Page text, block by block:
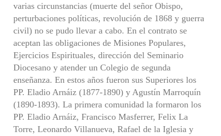
varias circunstancias (muerte del señor Obispo,
perturbaciones políticas, revolución de 1868 y guerra
civil) no se pudo llevar a cabo. En el contrato se
aceptan las obligaciones de Misiones Populares,
Ejercicios Espirituales, dirección del Seminario
Diocesano y atender un Colegio de segunda
enseñanza. En estos años fueron sus Superiores los
PP. Eladio Arnáiz (1877-1890) y Agustín Marroquín
(1890-1893). La primera comunidad la formaron los
PP. Eladio Arnáiz, Francisco Masferrer, Felix La
Torre, Leonardo Villanueva, Rafael de la Iglesia y